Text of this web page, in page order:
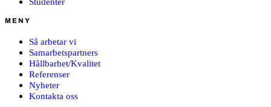
Studenter
MENY
Så arbetar vi
Samarbetspartners
Hållbarhet/Kvalitet
Referenser
Nyheter
Kontakta oss